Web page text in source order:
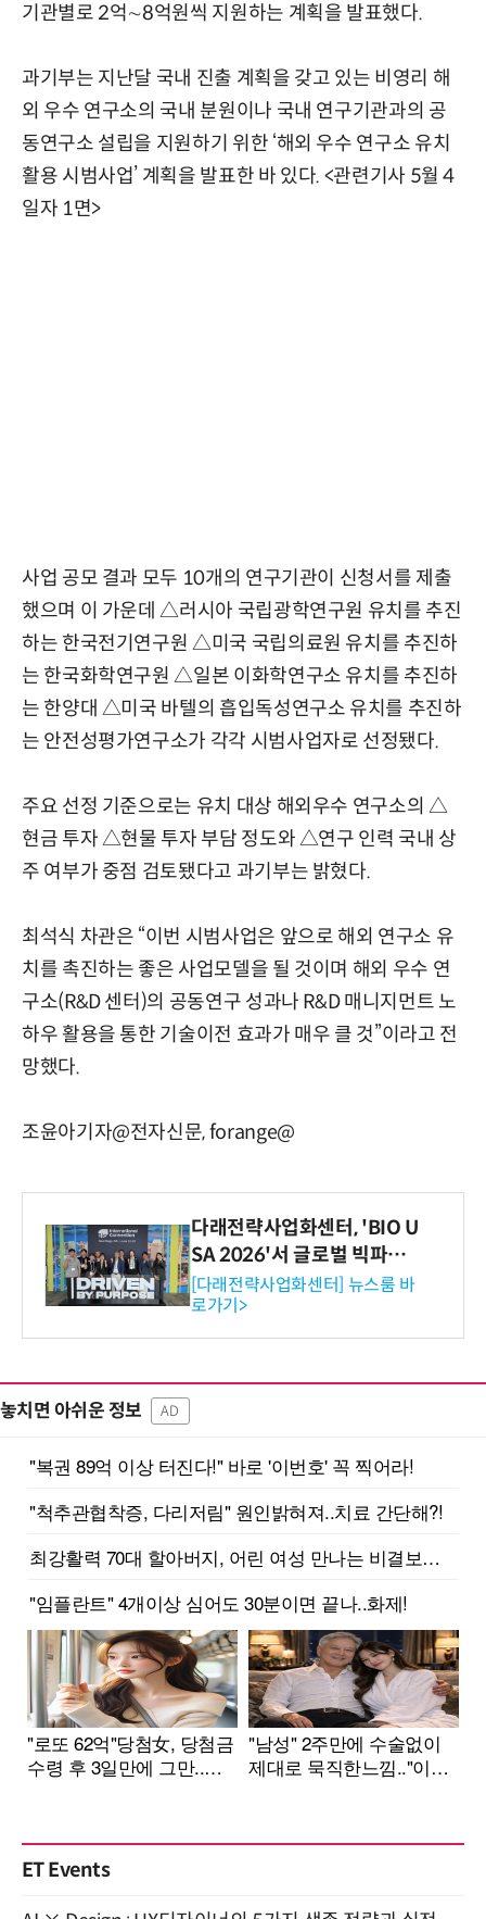
기관별로 2억∼8억원씩 지원하는 계획을 발표했다.
과기부는 지난달 국내 진출 계획을 갖고 있는 비영리 해
외 우수 연구소의 국내 분원이나 국내 연구기관과의 공
동연구소 설립을 지원하기 위한 ‘해외 우수 연구소 유치
활용 시범사업’ 계획을 발표한 바 있다. <관련기사 5월 4
일자 1면>
사업 공모 결과 모두 10개의 연구기관이 신청서를 제출
했으며 이 가운데 △러시아 국립광학연구원 유치를 추진
하는 한국전기연구원 △미국 국립의료원 유치를 추진하
는 한국화학연구원 △일본 이화학연구소 유치를 추진하
는 한양대 △미국 바텔의 흡입독성연구소 유치를 추진하
는 안전성평가연구소가 각각 시범사업자로 선정됐다.
주요 선정 기준으로는 유치 대상 해외우수 연구소의 △
현금 투자 △현물 투자 부담 정도와 △연구 인력 국내 상
주 여부가 중점 검토됐다고 과기부는 밝혔다.
최석식 차관은 “이번 시범사업은 앞으로 해외 연구소 유
치를 촉진하는 좋은 사업모델을 될 것이며 해외 우수 연
구소(R&D 센터)의 공동연구 성과나 R&D 매니지먼트 노
하우 활용을 통한 기술이전 효과가 매우 클 것”이라고 전
망했다.
조윤아기자@전자신문, forange@
다래전략사업화센터, 'BIO U
SA 2026'서 글로벌 빅파마
와의 비즈니스 미팅 지원…K
-바이오 해외 진출 교두보 확
보
[다래전략사업화센터] 뉴스룸 바
로가기>
놓치면 아쉬운 정보 AD
ET Events